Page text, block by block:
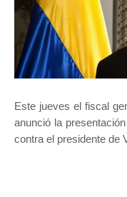
Este jueves el fiscal
anunció la
contra el presidente de